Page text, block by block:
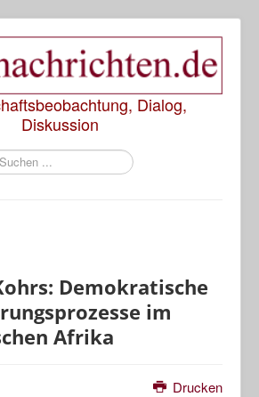
Dialog,
Diskussion
Demokratische
im
Afrika
Drucken